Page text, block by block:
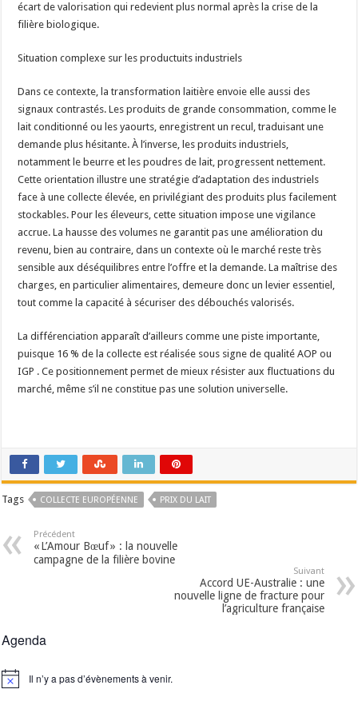
écart de valorisation qui redevient plus normal après la crise de la
filière biologique.
Situation complexe sur les productuits industriels
Dans ce contexte, la transformation laitière envoie elle aussi des
signaux contrastés. Les produits de grande consommation, comme le
lait conditionné ou les yaourts, enregistrent un recul, traduisant une
demande plus hésitante. À l’inverse, les produits industriels,
notamment le beurre et les poudres de lait, progressent nettement.
Cette orientation illustre une stratégie d’adaptation des industriels
face à une collecte élevée, en privilégiant des produits plus facilement
stockables. Pour les éleveurs, cette situation impose une vigilance
accrue. La hausse des volumes ne garantit pas une amélioration du
revenu, bien au contraire, dans un contexte où le marché reste très
sensible aux déséquilibres entre l’offre et la demande. La maîtrise des
charges, en particulier alimentaires, demeure donc un levier essentiel,
tout comme la capacité à sécuriser des débouchés valorisés.
La différenciation apparaît d’ailleurs comme une piste importante,
puisque 16 % de la collecte est réalisée sous signe de qualité AOP ou
IGP . Ce positionnement permet de mieux résister aux fluctuations du
marché, même s’il ne constitue pas une solution universelle.
Tags COLLECTE EUROPÉENNE PRIX DU LAIT
Précédent
« L’Amour Bœuf » : la nouvelle
campagne de la filière bovine
Suivant
Accord UE-Australie : une
nouvelle ligne de fracture pour
l’agriculture française
Agenda
Notice Il n’y a pas d’évènements à venir.